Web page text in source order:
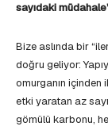
sayıdaki
Bize aslında bir
doğru geliyor:
omurganın içinden
etki yaratan az
gömülü karbonu,